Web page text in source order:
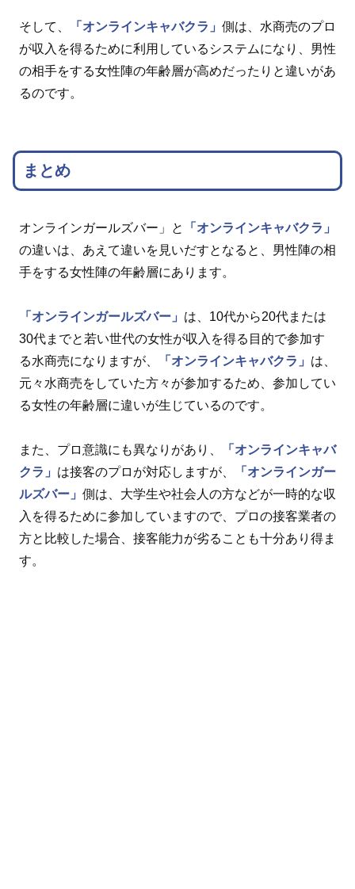
そして、 「オンラインキャバクラ」 側は、水商売のプロ
が収入を得るために利用しているシステムになり、男性
の相手をする女性陣の年齢層が高めだったりと違いがあ
るのです。
まとめ
オンラインガールズバー」と
「オンラインキャバクラ」
の違いは、あえて違いを見いだすとなると、男性陣の相
手をする女性陣の年齢層にあります。
「オンラインガールズバー」 は、10代から20代または
30代までと若い世代の女性が収入を得る目的で参加す
る水商売になりますが、
「オンラインキャバクラ」 は、
元々水商売をしていた方々が参加するため、参加してい
る女性の年齢層に違いが生じているのです。
また、プロ意識にも異なりがあり、
「オンラインキャバ
クラ」 は接客のプロが対応しますが、
「オンラインガー
ルズバー」 側は、大学生や社会人の方などが一時的な収
入を得るために参加していますので、プロの接客業者の
方と比較した場合、接客能力が劣ることも十分あり得ま
す。